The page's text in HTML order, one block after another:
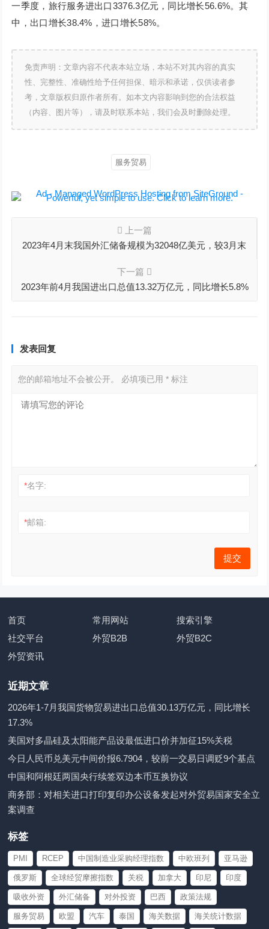
一季度，旅行服务进出口3376.3亿元，同比增长56.6%。其
中，出口增长38.4%，进口增长58%。
免责声明：文章内容不代表本站立场，本站不对其内容的真实
性、完整性、准确性给予任何担保、暗示和承诺，仅供读者参
考，文章版权归原作者所有。如本文内容影响到您的合法权益
（内容、图片等），请及时联系本站，我们会及时删除处理。
服务贸易
上一篇
2023年4月末我国外汇储备规模为32048亿美元，较3月末
下一篇
2023年前4月我国进出口总值13.32万亿元，同比增长5.8%
发表回复
您的邮箱地址不会被公开。 必填项已用* 标注
*名字:
*邮箱:
首页 常用网站
搜索引擎
社交平台
外贸B2B
外贸B2C
外贸资讯
近期文章
2026年1-7月我国货物贸易进出口总值30.13万亿元，同比增长
17.3%
美国对多晶硅及太阳能产品设最低进口价并加征15%关税
今日人民币兑美元中间价报6.7904，较前一交易日调贬9个基点
中国和阿根廷两国央行续签双边本币互换协议
商务部：对相关进口打印复印办公设备发起对外贸易国家安全立
案调查
标签
PMI RCEP 中国制造业采购经理指数 中欧班列 亚马逊
俄罗斯 全球经贸摩擦指数 关税 加拿大 印尼 印度
吸收外资 外汇储备 对外投资 巴西 政策法规
服务贸易 欧盟 汽车 泰国 海关数据 海关统计数据